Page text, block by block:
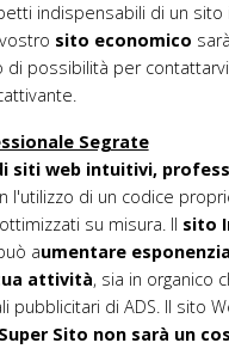
indispensabili di un
sito economico sarà
di possibilità per
Segrate
siti web intuitivi,
l'utilizzo di un codice
su misura. Il sito
aumentare
attività, sia in organico
pubblicitari di ADS. Il sito
Super Sito non sarà un